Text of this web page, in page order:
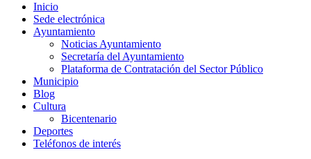
Inicio
Sede electrónica
Ayuntamiento
Noticias Ayuntamiento
Secretaría del Ayuntamiento
Plataforma de Contratación del Sector Público
Municipio
Blog
Cultura
Bicentenario
Deportes
Teléfonos de interés